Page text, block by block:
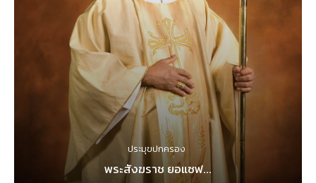
ประมุขปกครอง
พระสังฆราช ยอแซฟ...